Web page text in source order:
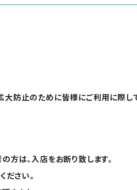
防止のために皆様にご利用に際し
方は、入店をお断り致します。
ださい。